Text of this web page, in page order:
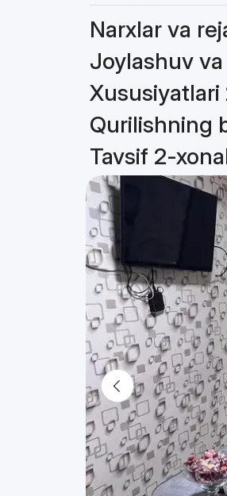
Narxlar va
Joylashuv
Xususiyatlari
Qurilishning
Tavsif 2-